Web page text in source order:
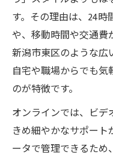
結婚相談所
生活リズム
結婚相談所
結婚相談所で押
結婚相談所
オンライン
理由
結婚相談所
す。その理由は、24
や、移動時間や交通費
新潟市東区のような広
自宅や職場からでも
のが特徴です。
オンラインでは、ビ
きめ細やかなサポー
ータで管理できるため